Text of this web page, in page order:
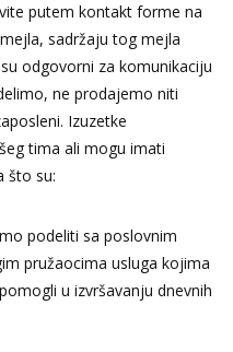
putem kontakt forme na
sadržaju tog mejla
odgovorni za komunikaciju
ne prodajemo niti
Izuzetke
tima ali mogu imati
što su:
podeliti sa poslovnim
pružaocima usluga kojima
u izvršavanju dnevnih